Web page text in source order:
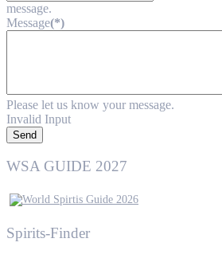
message.
Message(*)
Please let us know your message.
Invalid Input
Send
WSA GUIDE 2027
Spirits-Finder